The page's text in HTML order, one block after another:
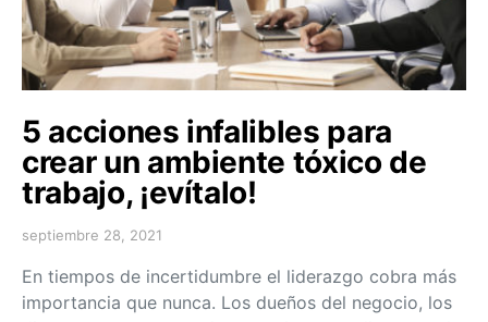
5 acciones infalibles para
crear un ambiente tóxico de
trabajo, ¡evítalo!
septiembre 28, 2021
En tiempos de incertidumbre el liderazgo cobra más
importancia que nunca. Los dueños del negocio, los